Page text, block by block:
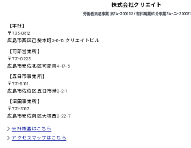
高知県
鳥取県
日給8000円〜
株式会社クリエイト
労働者派遣事業 派34-300062 / 有料職業紹介事業 34-ユ-300091
【本社】
〒733-0812
広島市西区己斐本町2-6-18 クリエイトビル
【可部営業所】
〒731-0223
広島市安佐北区可部南4-17-5
【五日市事業所】
〒731-5161
広島市佐伯区五日市港2-2-1
【沼田事業所】
〒731-3167
広島市安佐南区大塚西2-22-7
会社概要はこちら
アクセスマップはこちら